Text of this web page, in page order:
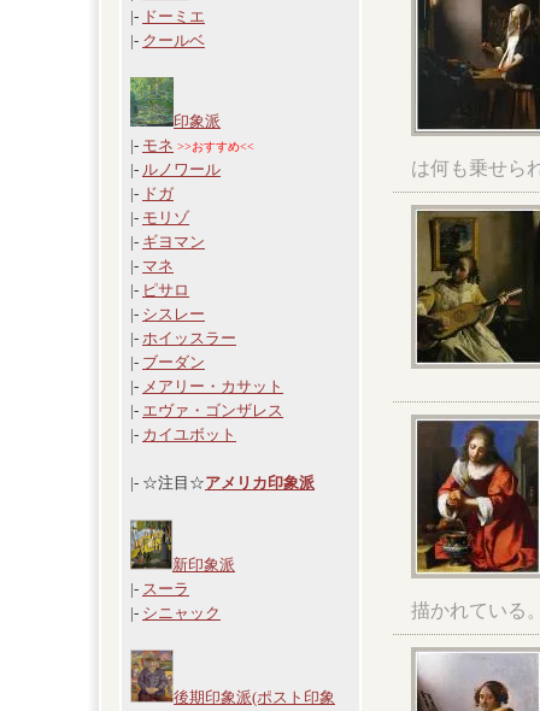
|- ドーミエ
|- クールベ
印象派
|- モネ >>おすすめ<<
|- ルノワール
|- ドガ
|- モリゾ
|- ギヨマン
|- マネ
|- ピサロ
|- シスレー
|- ホイッスラー
|- ブーダン
|- メアリー・カサット
|- エヴァ・ゴンザレス
|- カイユボット
|- ☆注目☆アメリカ印象派
新印象派
|- スーラ
|- シニャック
後期印象派(ポスト印象
は何も乗せら
描かれている